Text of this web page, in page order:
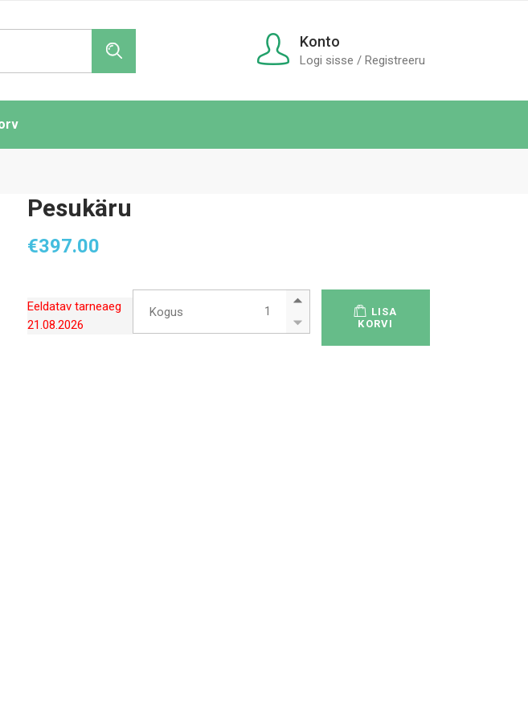
Konto
Logi sisse / Registreeru
Pesukäru
€397.00
Eeldatav tarneaeg
21.08.2026
Kogus
Pesukäru quantity
LISA
KORVI